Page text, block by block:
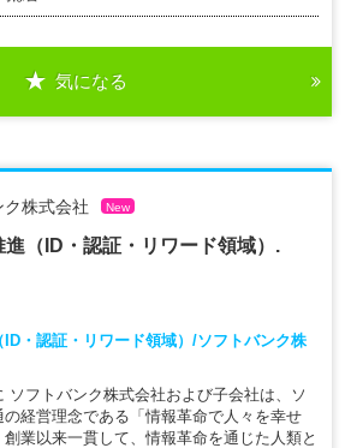
気になる
ク株式会社 New
（ID・認証・リワード領域）.
・認証・リワード領域）/ソフトバンク株
ソフトバンク株式会社および子会社は、ソ
経営理念である「情報革命で人々を幸せ
業以来一貫して、情報革命を通じた人類と